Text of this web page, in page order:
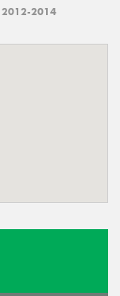
2012-2014